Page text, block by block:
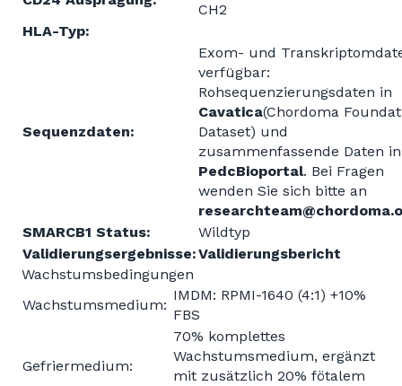
CH2
HLA-Typ:
Sequenzdaten:
Exom- und
verfügbar:
Rohsequenzierungsdaten in
Cavatica(Chordoma
Dataset) und
zusammenfassende Daten in
PedcBioportal. Bei Fragen
wenden Sie sich bitte an
SMARCB1 Status:
Wildtyp
Validierungsergebnisse:Validierungsbericht
Wachstumsbedingungen
Wachstumsmedium:
IMDM: RPMI-1640 (4:1) +10%
FBS
Gefriermedium:
70% komplettes
Wachstumsmedium, ergänzt
mit zusätzlich 20% fötalem